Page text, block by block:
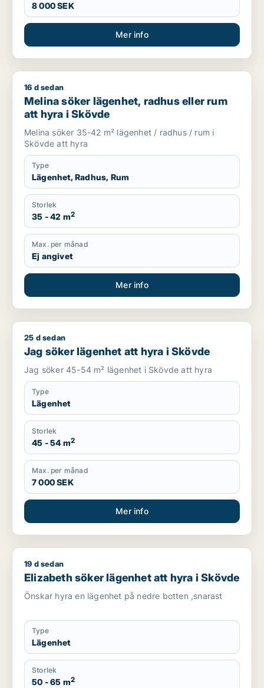
8 000 SEK
Mer info
Melina söker lägenhet, radhus eller rum att hyra i Skövde
16 d sedan
Melina söker lägenhet, radhus eller rum
att hyra i Skövde
Melina söker 35-42 m² lägenhet / radhus / rum i
Skövde att hyra
Type
Lägenhet, Radhus, Rum
Storlek
35 - 42 m2
Max. per månad
Ej angivet
Mer info
Jag söker lägenhet att hyra i Skövde
25 d sedan
Jag söker lägenhet att hyra i Skövde
Jag söker 45-54 m² lägenhet i Skövde att hyra
Type
Lägenhet
Storlek
45 - 54 m2
Max. per månad
7 000 SEK
Mer info
Elizabeth söker lägenhet att hyra i Skövde
19 d sedan
Elizabeth söker lägenhet att hyra i Skövde
Önskar hyra en lägenhet på nedre botten ,snarast
Type
Lägenhet
Storlek
50 - 65 m2